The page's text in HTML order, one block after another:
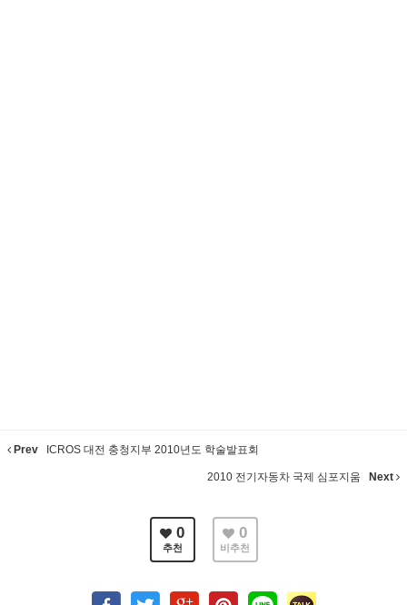
Prev ICROS 대전 충청지부 2010년도 학술발표회
2010 전기자동차 국제 심포지움 Next
0
추천
0
비추천